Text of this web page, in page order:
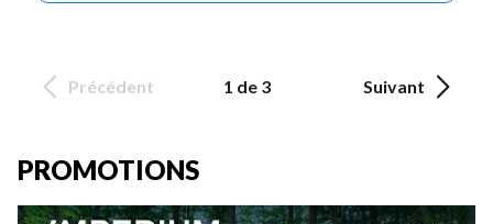
Précédent 1 de 3 Suivant
PROMOTIONS